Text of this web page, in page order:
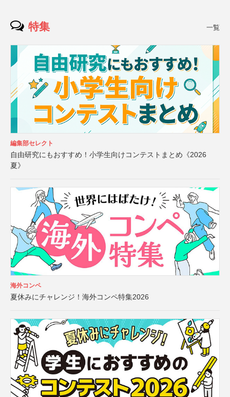
特集 一覧
編集部セレクト
自由研究にもおすすめ！小学生向けコンテストまとめ《2026
夏》
海外コンペ
夏休みにチャレンジ！海外コンペ特集2026